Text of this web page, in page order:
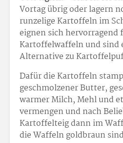
Vortag übrig oder lagern
runzelige Kartoffeln im
eignen sich
Kartoffelwaffeln und sind
Alternative zu
Dafür die Kartoffeln
geschmolzener Butter,
warmer Milch, Mehl und
vermengen und nach
Kartoffelteig dann im
die Waffeln goldbraun